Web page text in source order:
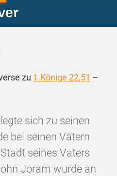
zu 1.Könige 22,51 –
sich zu seinen
bei seinen Vätern
seines Vaters
Joram wurde an